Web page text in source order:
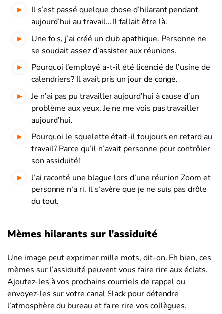
Il s’est passé quelque chose d’hilarant pendant
aujourd’hui au travail… Il fallait être là.
Une fois, j’ai créé un club apathique. Personne ne
se souciait assez d’assister aux réunions.
Pourquoi l’employé a-t-il été licencié de l’usine de
calendriers? Il avait pris un jour de congé.
Je n’ai pas pu travailler aujourd’hui à cause d’un
problème aux yeux. Je ne me vois pas travailler
aujourd’hui.
Pourquoi le squelette était-il toujours en retard au
travail? Parce qu’il n’avait personne pour contrôler
son assiduité!
J’ai raconté une blague lors d’une réunion Zoom et
personne n’a ri. Il s’avère que je ne suis pas drôle
du tout.
Mèmes hilarants sur l’assiduité
Une image peut exprimer mille mots, dit-on. Eh bien, ces
mèmes sur l’assiduité peuvent vous faire rire aux éclats.
Ajoutez-les à vos prochains courriels de rappel ou
envoyez-les sur votre canal Slack pour détendre
l’atmosphère du bureau et faire rire vos collègues.